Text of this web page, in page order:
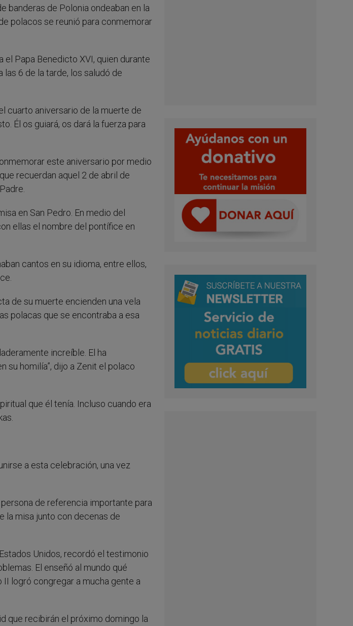
banderas de Polonia ondeaban en la
polacos se reunió para conmemorar
Papa Benedicto XVI, quien durante
las 6 de la tarde, los saludó de
cuarto aniversario de la muerte de
Él os guiará, os dará la fuerza para
este aniversario por medio
recuerdan aquel 2 de abril de
en San Pedro. En medio del
ellas el nombre del pontífice en
cantos en su idioma, entre ellos,
de su muerte encienden una vela
polacas que se encontraba a esa
increíble. El ha
su homilía”, dijo a Zenit el polaco
que él tenía. Incluso cuando era
a esta celebración, una vez
de referencia importante para
la misa junto con decenas de
Unidos, recordó el testimonio
El enseñó al mundo qué
logró congregar a mucha gente a
que recibirán el próximo domingo la